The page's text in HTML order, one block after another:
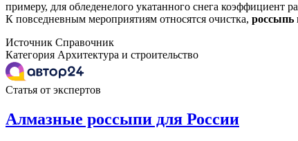
примеру, для обледенелого укатанного снега коэффициент
К повседневным мероприятиям относятся очистка, россыпь
Источник Справочник
Категория Архитектура и строительство
Статья от экспертов
Алмазные россыпи для России